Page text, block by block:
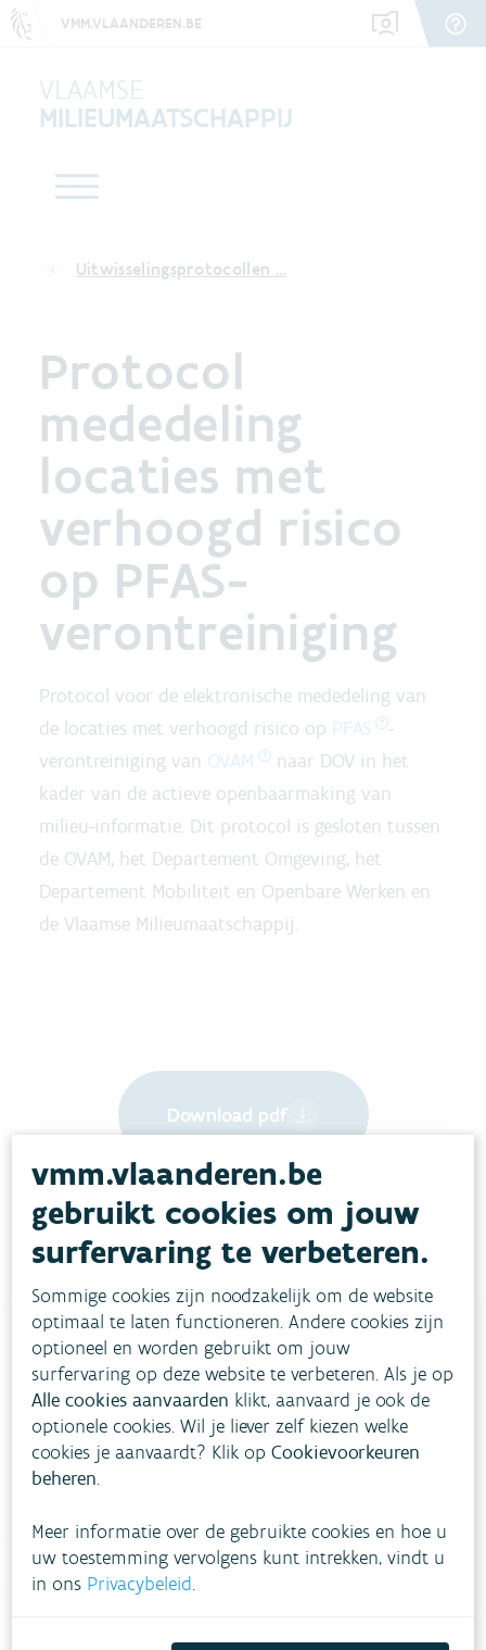
VMM.VLAANDEREN.BE
VLAAMSE
MILIEUMAATSCHAPPIJ
Uitwisselingsprotocollen …
Protocol
mededeling
locaties met
verhoogd risico
op PFAS-
verontreiniging
Protocol voor de elektronische mededeling van
de locaties met verhoogd risico op PFAS
-
verontreiniging van OVAM
naar DOV in het
kader van de actieve openbaarmaking van
milieu-informatie. Dit protocol is gesloten tussen
de OVAM, het Departement Omgeving, het
Departement Mobiliteit en Openbare Werken en
de Vlaamse Milieumaatschappij.
Download pdf
Heb je vragen?
Bekijk het overzicht van meestgestelde vragen
contactformulier in.
Bel gratis 1700
vmm.vlaanderen.be
gebruikt cookies om jouw
surfervaring te verbeteren.
Sommige cookies zijn noodzakelijk om de website
optimaal te laten functioneren. Andere cookies zijn
optioneel en worden gebruikt om jouw
surfervaring op deze website te verbeteren. Als je op
Alle cookies aanvaarden klikt, aanvaard je ook de
optionele cookies. Wil je liever zelf kiezen welke
cookies je aanvaardt? Klik opCookievoorkeuren
beheren.
Meer informatie over de gebruikte cookies en hoe u
uw toestemming vervolgens kunt intrekken, vindt u
in ons Privacybeleid.